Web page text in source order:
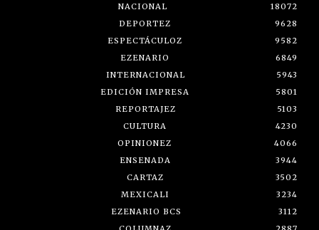
NACIONAL
18072
DEPORTEZ
9628
ESPECTÁCULOZ
9582
EZENARIO
6849
INTERNACIONAL
5943
EDICIÓN IMPRESA
5801
REPORTAJEZ
5103
CULTURA
4230
OPINIONEZ
4066
ENSENADA
3944
CARTAZ
3502
MEXICALI
3234
EZENARIO BCS
3112